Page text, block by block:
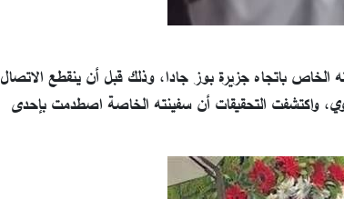
بحرية بيخته الخاص باتجاه جزيرة بوز جادا، وذلك قبل أن ينقطع الاتصال
واكتشفت التحقيقات أن سفينته الخاصة اصطدمت بإحدى